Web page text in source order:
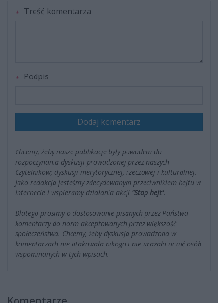
Treść komentarza
Podpis
Dodaj komentarz
Chcemy, żeby nasze publikacje były powodem do
rozpoczynania dyskusji prowadzonej przez naszych
Czytelników; dyskusji merytorycznej, rzeczowej i kulturalnej.
Jako redakcja jesteśmy zdecydowanym przeciwnikiem hejtu w
Internecie i wspieramy działania akcji "Stop hejt".
Dlatego prosimy o dostosowanie pisanych przez Państwa
komentarzy do norm akceptowanych przez większość
społeczeństwa. Chcemy, żeby dyskusja prowadzona w
komentarzach nie atakowała nikogo i nie urażała uczuć osób
wspominanych w tych wpisach.